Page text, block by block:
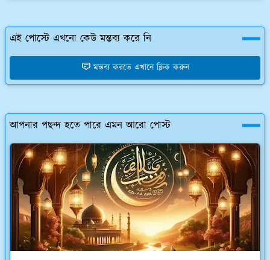
এই পোস্টে এখনো কেউ মন্তব্য করে নি
মন্তব্য করতে এখানে ক্লিক করুন
আপনার পছন্দ হতে পারে এমন আরো পোস্ট